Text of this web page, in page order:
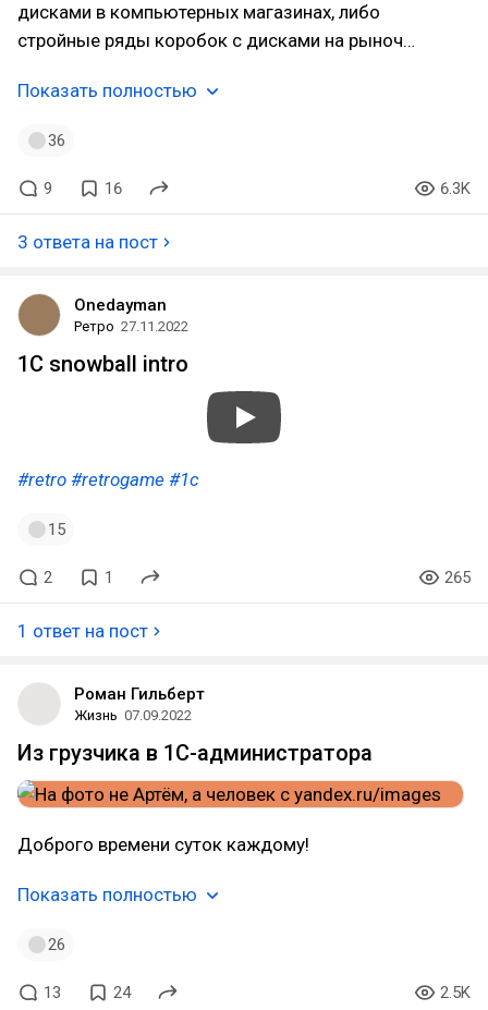
дисками в компьютерных магазинах, либо
стройные ряды коробок с дисками на рыноч…
Показать полностью
36
9 16 6.3K
3 ответа на пост
Onedayman
Ретро 27.11.2022
1С snowball intro
#retro #retrogame #1c
15
2 1 265
1 ответ на пост
Роман Гильберт
Жизнь 07.09.2022
Из грузчика в 1С-администратора
Доброго времени суток каждому!
Показать полностью
26
13 24 2.5K